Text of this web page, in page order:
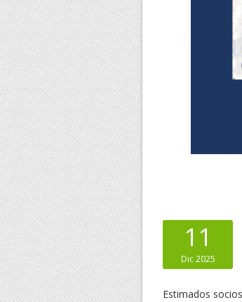
11
Dic 2025
Estimados